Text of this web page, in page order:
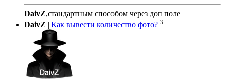
DaivZ,стандартным способом через доп поле
DaivZ | Как вывести количество фото? 3